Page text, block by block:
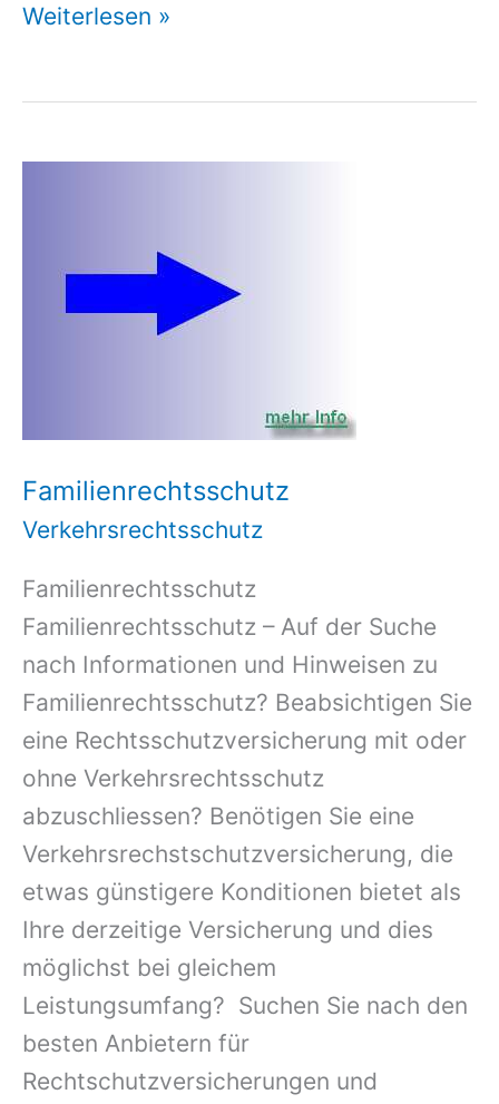
Versicherung
Weiterlesen »
Familienrechtsschutz
Verkehrsrechtsschutz
Familienrechtsschutz
Familienrechtsschutz – Auf der Suche
nach Informationen und Hinweisen zu
Familienrechtsschutz? Beabsichtigen Sie
eine Rechtsschutzversicherung mit oder
ohne Verkehrsrechtsschutz
abzuschliessen? Benötigen Sie eine
Verkehrsrechstschutzversicherung, die
etwas günstigere Konditionen bietet als
Ihre derzeitige Versicherung und dies
möglichst bei gleichem
Leistungsumfang? Suchen Sie nach den
besten Anbietern für
Rechtschutzversicherungen und